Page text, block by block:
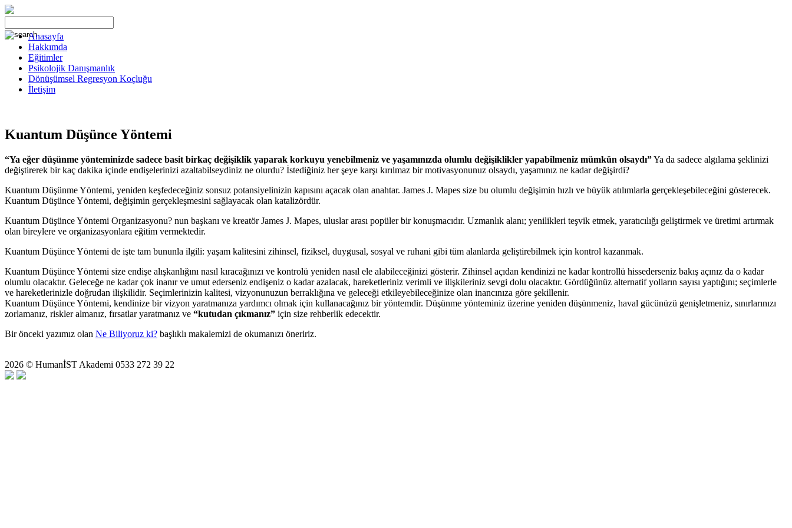
Anasayfa
Hakkımda
Eğitimler
Psikolojik Danışmanlık
Dönüşümsel Regresyon Koçluğu
İletişim
Kuantum Düşünce Yöntemi
“Ya eğer düşünme yönteminizde sadece basit birkaç değişiklik yaparak korkuyu yenebilmeniz ve yaşamınızda olumlu değişiklikler yapabilmeniz mümkün olsaydı”Ya da sadece algılama şeklinizi
değiştirerek bir kaç dakika içinde endişelerinizi azaltabilseydiniz ne olurdu? İstediğiniz her şeye karşı kırılmaz bir motivasyonunuz olsaydı, yaşamınız ne kadar değişirdi?
Kuantum Düşünme Yöntemi, yeniden keşfedeceğiniz sonsuz potansiyelinizin kapısını açacak olan anahtar. James J. Mapes size bu olumlu değişimin hızlı ve büyük atılımlarla gerçekleşebileceğini gösterecek.
Kuantum Düşünce Yöntemi, değişimin gerçekleşmesini sağlayacak olan katalizördür.
Kuantum Düşünce Yöntemi Organizasyonu? nun başkanı ve kreatör James J. Mapes, uluslar arası popüler bir konuşmacıdır. Uzmanlık alanı; yenilikleri teşvik etmek, yaratıcılığı geliştirmek ve üretimi artırmak
olan bireylere ve organizasyonlara eğitim vermektedir.
Kuantum Düşünce Yöntemi de işte tam bununla ilgili: yaşam kalitesini zihinsel, fiziksel, duygusal, sosyal ve ruhani gibi tüm alanlarda geliştirebilmek için kontrol kazanmak.
Kuantum Düşünce Yöntemi size endişe alışkanlığını nasıl kıracağınızı ve kontrolü yeniden nasıl ele alabileceğinizi gösterir. Zihinsel açıdan kendinizi ne kadar kontrollü hissederseniz bakış açınız da o kadar
olumlu olacaktır. Geleceğe ne kadar çok inanır ve umut ederseniz endişeniz o kadar azalacak, hareketleriniz verimli ve ilişkileriniz sevgi dolu olacaktır. Gördüğünüz alternatif yolların sayısı yaptığını; seçimlerle
ve hareketlerinizle doğrudan ilişkilidir. Seçimlerinizin kalitesi, vizyonunuzun berraklığına ve geleceği etkileyebileceğinize olan inancınıza göre şekillenir.
Kuantum Düşünce Yöntemi, kendinize bir vizyon yaratmanıza yardımcı olmak için kullanacağınız bir yöntemdir. Düşünme yönteminiz üzerine yeniden düşünmeniz, haval gücünüzü genişletmeniz, sınırlarınızı
zorlamanız, riskler almanız, fırsatlar yaratmanız ve “kutudan çıkmanız” için size rehberlik edecektir.
Bir önceki yazımız olan Ne Biliyoruz ki? başlıklı makalemizi de okumanızı öneririz.
2026 © HumanİST Akademi 0533 272 39 22